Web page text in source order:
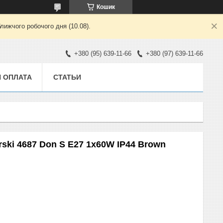
Кошик
робочого дня (10.08).
+380 (95) 639-11-66 +380 (97) 639-11-66
ОПЛАТА СТАТЬИ
4687 Don S E27 1x60W IP44 Brown